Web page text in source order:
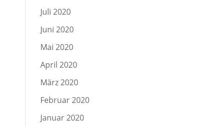
Juli 2020
Juni 2020
Mai 2020
April 2020
März 2020
Februar 2020
Januar 2020